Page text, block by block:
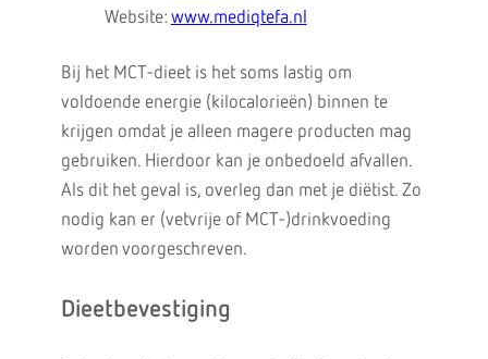
Website: www.mediqtefa.nl
Bij het MCT-dieet is het soms lastig om
voldoende energie (kilocalorieën) binnen te
krijgen omdat je alleen magere producten mag
gebruiken. Hierdoor kan je onbedoeld afvallen.
Als dit het geval is, overleg dan met je diëtist. Zo
nodig kan er (vetvrije of MCT-)drinkvoeding
worden voorgeschreven.
Dieetbevestiging